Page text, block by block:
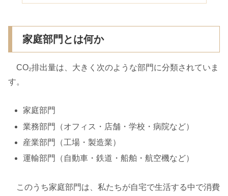
家庭部門とは何か
CO₂排出量は、大きく次のような部門に分類されていま
す。
家庭部門
業務部門（オフィス・店舗・学校・病院など）
産業部門（工場・製造業）
運輸部門（自動車・鉄道・船舶・航空機など）
このうち家庭部門は、私たちが自宅で生活する中で消費